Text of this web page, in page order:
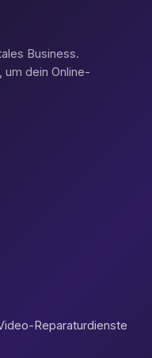
Business.
um dein Online-
Reparaturdienste